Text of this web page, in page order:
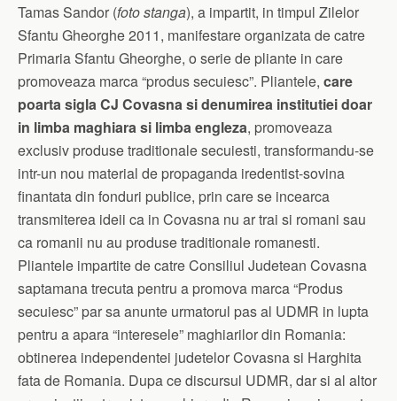
Tamas Sandor (foto stanga), a impartit, in timpul Zilelor
Sfantu Gheorghe 2011, manifestare organizata de catre
Primaria Sfantu Gheorghe, o serie de pliante in care
promoveaza marca “produs secuiesc”. Pliantele, care
poarta sigla CJ Covasna si denumirea institutiei doar
in limba maghiara si limba engleza, promoveaza
exclusiv produse traditionale secuiesti, transformandu-se
intr-un nou material de propaganda iredentist-sovina
finantata din fonduri publice, prin care se incearca
transmiterea ideii ca in Covasna nu ar trai si romani sau
ca romanii nu au produse traditionale romanesti.
Pliantele impartite de catre Consiliul Judetean Covasna
saptamana trecuta pentru a promova marca “Produs
secuiesc” par sa anunte urmatorul pas al UDMR in lupta
pentru a apara “interesele” maghiarilor din Romania:
obtinerea independentei judetelor Covasna si Harghita
fata de Romania. Dupa ce discursul UDMR, dar si al altor